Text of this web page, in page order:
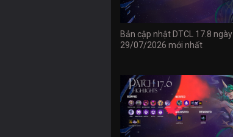
Bản cập nhật DTCL 17.8 ngày
29/07/2026 mới nhất